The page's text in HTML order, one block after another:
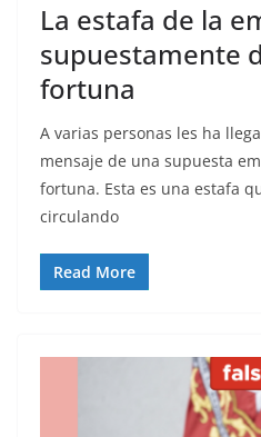
La estafa de la
supuestamente
fortuna
A varias personas les ha
mensaje de una supuesta
fortuna. Esta es una estafa
circulando
Read More